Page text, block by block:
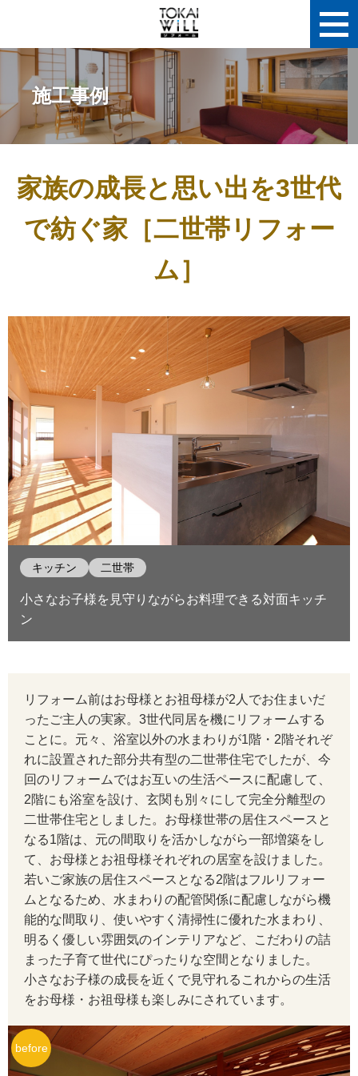
施工事例
家族の成長と思い出を3世代
で紡ぐ家［二世帯リフォー
ム］
キッチン 二世帯
小さなお子様を見守りながらお料理できる対面キッチ
ン
リフォーム前はお母様とお祖母様が2人でお住まいだ
ったご主人の実家。3世代同居を機にリフォームする
ことに。元々、浴室以外の水まわりが1階・2階それぞ
れに設置された部分共有型の二世帯住宅でしたが、今
回のリフォームではお互いの生活ペースに配慮して、
2階にも浴室を設け、玄関も別々にして完全分離型の
二世帯住宅としました。お母様世帯の居住スペースと
なる1階は、元の間取りを活かしながら一部増築をし
て、お母様とお祖母様それぞれの居室を設けました。
若いご家族の居住スペースとなる2階はフルリフォー
ムとなるため、水まわりの配管関係に配慮しながら機
能的な間取り、使いやすく清掃性に優れた水まわり、
明るく優しい雰囲気のインテリアなど、こだわりの詰
まった子育て世代にぴったりな空間となりました。
小さなお子様の成長を近くで見守れるこれからの生活
をお母様・お祖母様も楽しみにされています。